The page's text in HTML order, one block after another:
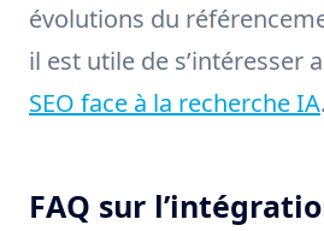
évolutions du
il est utile de s’intéresser
SEO face à la recherche IA.
FAQ sur